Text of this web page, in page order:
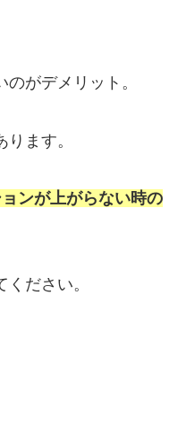
がデメリット。
ます。
ョンが上がらない時の
ださい。